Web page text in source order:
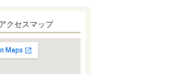
クセスマップ